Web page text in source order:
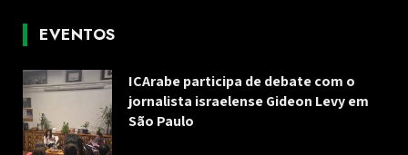
EVENTOS
ICArabe participa de debate com o
jornalista israelense Gideon Levy em
São Paulo